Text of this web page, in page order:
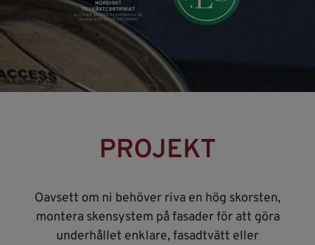
PROJEKT
Oavsett om ni behöver riva en hög skorsten,
montera skensystem på fasader för att göra
underhållet enklare, fasadtvätt eller